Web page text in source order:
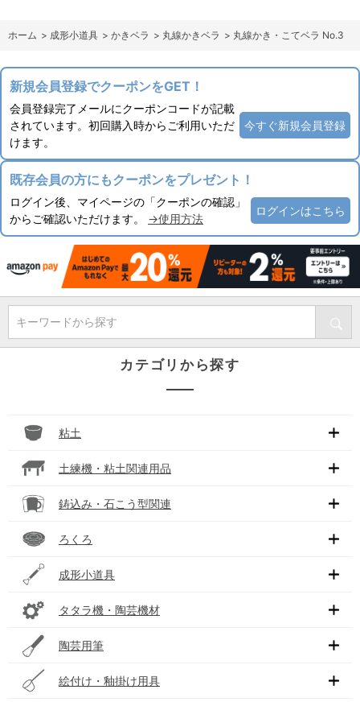
ホーム > 成形小道具 > かきベラ > 丸線かきベラ > 丸線かき・こてベラ No.3
新規会員登録でクーポンをGET！
会員登録完了メールにクーポンコードが記載
されています。初回購入時からご利用いただ
けます。
今すぐ新規会員登録
既存会員の方にもクーポンをプレゼント！
ログイン後、マイページの「クーポンの確認」
からご確認いただけます。 →使用方法
ログインはこちら
キーワードから探す
カテゴリから探す
粘土
土練機・粘土関連用品
鋳込み・石こう型関連
ろくろ
成形小道具
タタラ機・陶芸機材
陶芸用筆
絵付け・釉掛け用具